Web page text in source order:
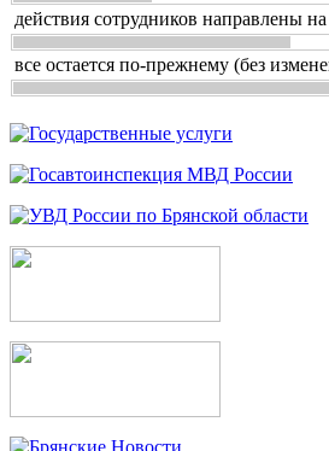
действия сотрудников направлены
все остается по-прежнему (без